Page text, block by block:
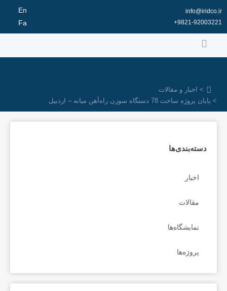
info@iridco.ir
9821-92003221+
En
Fa
> اخبار و مقالات
> پایان پروژه ساخت 78 دستگاه سوزن راه‌آهن میانه – اردبیل
دسته‌بندی‌ها
اخبار
مقالات
نمایشگاه‌ها
پروژه‌ها